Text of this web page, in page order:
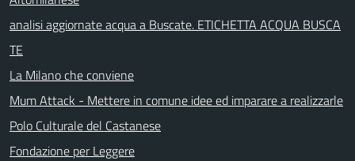
analisi aggiornate acqua a Buscate. ETICHETTA ACQUA BUSCA
TE
La Milano che conviene
Mum Attack - Mettere in comune idee ed imparare a realizzarle
Polo Culturale del Castanese
Fondazione per Leggere